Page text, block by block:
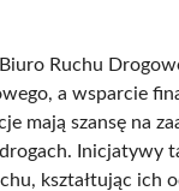
Ruchu
a wsparcie
mają szansę na
Inicjatywy
kształtując